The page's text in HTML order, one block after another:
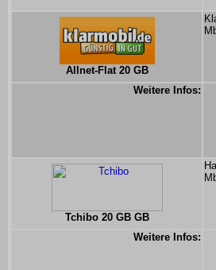
Allnet-Flat 20 GB
Weitere Infos:
Tchibo 20 GB GB
Weitere Infos: